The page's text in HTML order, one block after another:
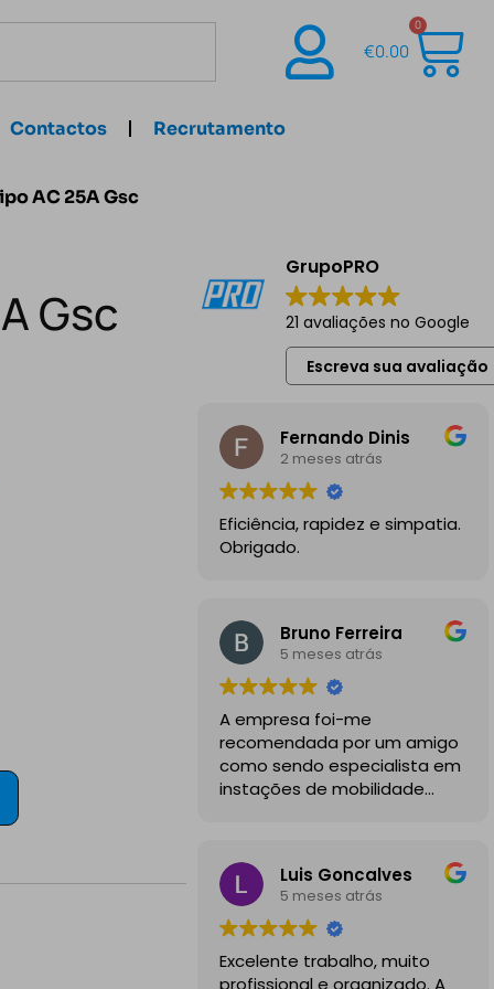
€0.00
0
Contactos Recrutamento
AC 25A Gsc
Gsc
GrupoPRO
21 avaliações no Google
Escreva sua avaliação
Fernando Dinis
2 meses atrás
Eficiência, rapidez e simpatia.
Obrigado.
Bruno Ferreira
5 meses atrás
A empresa foi-me
recomendada por um amigo
como sendo especialista em
instações de mobilidade
profissionais, comunicativos e
disponiveis para todas as
minhas dúvidas.
A instalação de tomada
reforçada em garagem
Luis Goncalves
5 meses atrás
Excelente trabalho, muito
profissional e organizado. A